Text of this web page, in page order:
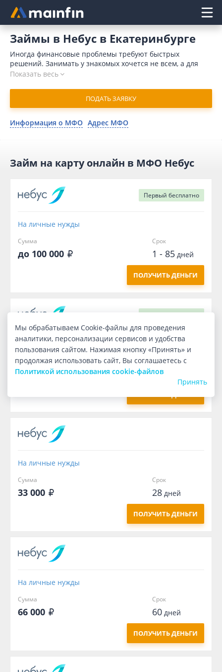
Главное меню
Займы в Небус в Екатеринбурге
Иногда финансовые проблемы требуют быстрых
решений. Занимать у знакомых хочется не всем, а для
обращения в банк требуется время и значительный
послужить отрицательная кредитная история. Отличным
решением является микрокредит в Небус онлайн в
Екатеринбурге. В 2026 году для отправки запроса
понадобится немного времени. Компания присылает
одобрение в течение 15 минут и переводит деньги на
Показать весь
ПОДАТЬ ЗАЯВКУ
Информация о МФО Адрес МФО
Займ на карту онлайн в МФО Небус
Первый бесплатно
На личные нужды
Сумма
до 100 000
Срок
1 - 85дней
ПОЛУЧИТЬ ДЕНЬГИ
Первыйбесплатно
На личные нужды
Сумма
1 000
Срок
7дней
На личные нужды
Сумма
33 000
Срок
28дней
ПОЛУЧИТЬ ДЕНЬГИ
На личные нужды
Сумма
66 000
Срок
60дней
ПОЛУЧИТЬ ДЕНЬГИ
Мы обрабатываем Cookie-файлы для проведения
аналитики, персонализации сервисов и удобства
пользования сайтом. Нажимая кнопку «Принять» и
продолжая использовать сайт, Вы соглашаетесь с
Политикой использования cookie-файлов
Принять